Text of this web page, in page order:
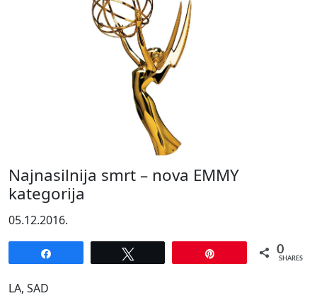
Najnasilnija smrt – nova EMMY
kategorija
05.12.2016.
0
SHARES
LA, SAD